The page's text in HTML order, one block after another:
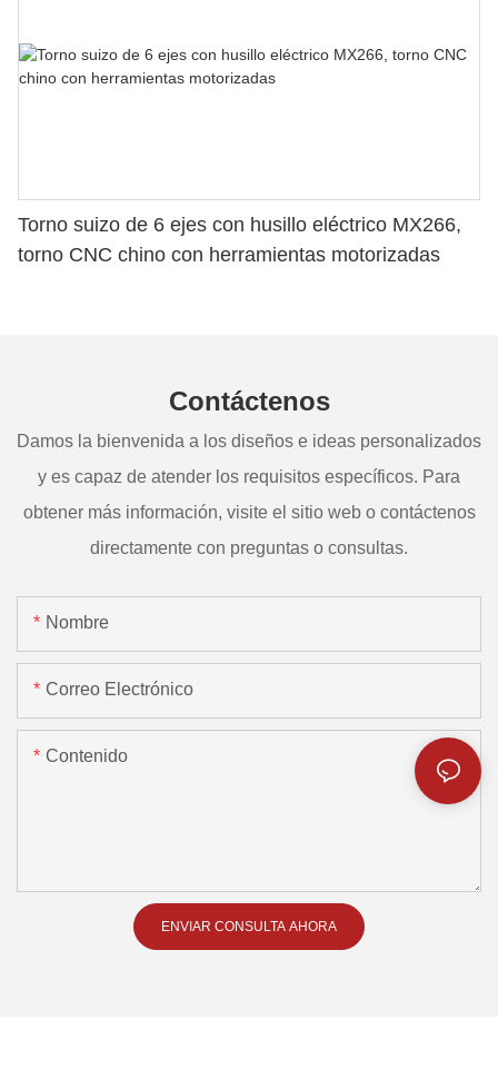
Torno suizo de 6 ejes con husillo eléctrico MX266,
torno CNC chino con herramientas motorizadas
Contáctenos
Damos la bienvenida a los diseños e ideas personalizados
y es capaz de atender los requisitos específicos. Para
obtener más información, visite el sitio web o contáctenos
directamente con preguntas o consultas.
Nombre
Correo Electrónico
Contenido
ENVIAR CONSULTA AHORA